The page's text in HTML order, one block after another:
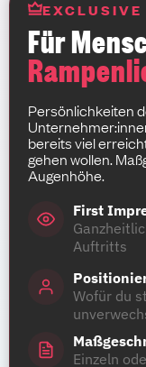
EXCLUSIVE
Für
Persönlichkeiten
bereits viel
gehen wollen.
Augenhöhe.
First
Auftritts
Wofür du
Einzeln